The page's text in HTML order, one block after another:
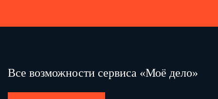
Все возможности сервиса «Моё дело»